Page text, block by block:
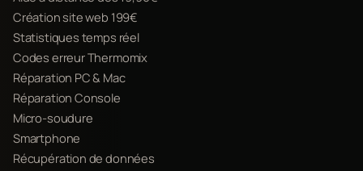
Création site web 199€
Statistiques temps réel
Codes erreur Thermomix
Réparation PC & Mac
Réparation Console
Micro-soudure
Smartphone
Récupération de données